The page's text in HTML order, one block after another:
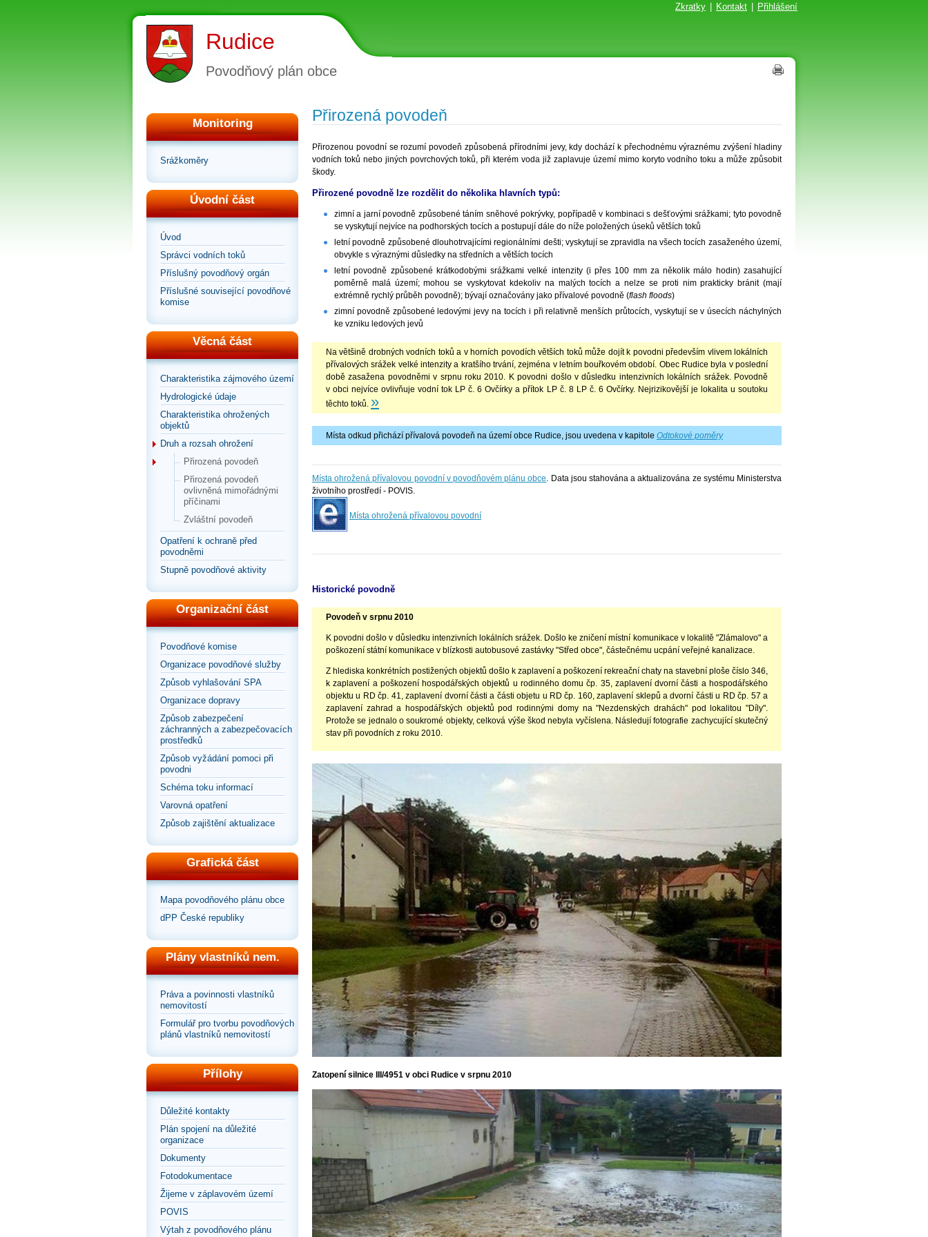
Zkratky Kontakt Přihlášení
Rudice
Povodňový plán obce
Monitoring
Srážkoměry
Úvodní část
Úvod
Správci vodních toků
Příslušný povodňový orgán
Příslušné související povodňové
komise
Věcná část
Charakteristika zájmového území
Hydrologické údaje
Charakteristika ohrožených
objektů
Druh a rozsah ohrožení
Přirozená povodeň
Přirozená povodeň
ovlivněná mimořádnými
příčinami
Zvláštní povodeň
Opatření k ochraně před
povodněmi
Stupně povodňové aktivity
Organizační část
Povodňové komise
Organizace povodňové služby
Způsob vyhlašování SPA
Organizace dopravy
Způsob zabezpečení
záchranných a zabezpečovacích
prostředků
Způsob vyžádání pomoci při
povodni
Schéma toku informací
Varovná opatření
Způsob zajištění aktualizace
Grafická část
Mapa povodňového plánu obce
dPP České republiky
Plány vlastníků nem.
Práva a povinnosti vlastníků
nemovitostí
Formulář pro tvorbu povodňových
plánů vlastníků nemovitostí
Přílohy
Důležité kontakty
Plán spojení na důležité
organizace
Dokumenty
Fotodokumentace
Žijeme v záplavovém území
POVIS
Výtah z povodňového plánu
Přirozená povodeň
Přirozenou povodní se rozumí povodeň způsobená přírodními jevy, kdy dochází k přechodnému výraznému zvýšení hladiny
vodních toků nebo jiných povrchových toků, při kterém voda již zaplavuje území mimo koryto vodního toku a může způsobit
škody.
Přirozené povodně lze rozdělit do několika hlavních typů:
zimní a jarní povodně způsobené táním sněhové pokrývky, popřípadě v kombinaci s dešťovými srážkami; tyto povodně
se vyskytují nejvíce na podhorských tocích a postupují dále do níže položených úseků větších toků
letní povodně způsobené dlouhotrvajícími regionálními dešti; vyskytují se zpravidla na všech tocích zasaženého území,
obvykle s výraznými důsledky na středních a větších tocích
letní povodně způsobené krátkodobými srážkami velké intenzity (i přes 100 mm za několik málo hodin) zasahující
poměrně malá území; mohou se vyskytovat kdekoliv na malých tocích a nelze se proti nim prakticky bránit (mají
extrémně rychlý průběh povodně); bývají označovány jako přívalové povodně (flash floods)
zimní povodně způsobené ledovými jevy na tocích i při relativně menších průtocích, vyskytují se v úsecích náchylných
ke vzniku ledových jevů
Na většině drobných vodních toků a v horních povodích větších toků může dojít k povodni především vlivem lokálních
přívalových srážek velké intenzity a kratšího trvání, zejména v letním bouřkovém období. Obec Rudice byla v poslední
době zasažena povodněmi v srpnu roku 2010. K povodni došlo v důsledku intenzivních lokálních srážek. Povodně
v obci nejvíce ovlivňuje vodní tok LP č. 6 Ovčírky a přítok LP č. 8 LP č. 6 Ovčírky. Nejrizikovější je lokalita u soutoku
těchto toků. »
Místa odkud přichází přívalová povodeň na území obce Rudice, jsou uvedena v kapitole Odtokové poměry
Místa ohrožená přívalovou povodní v povodňovém plánu obce
. Data jsou stahována a aktualizována ze systému Ministerstva
životního prostředí - POVIS.
Místa ohrožená přívalovou povodní
Historické povodně
Povodeň v srpnu 2010
K povodni došlo v důsledku intenzivních lokálních srážek. Došlo ke zničení místní komunikace v lokalitě "Zlámalovo" a
poškození státní komunikace v blízkosti autobusové zastávky "Střed obce", částečnému ucpání veřejné kanalizace.
Z hlediska konkrétních postižených objektů došlo k zaplavení a poškození rekreační chaty na stavební ploše číslo 346,
k zaplavení a poškození hospodářských objektů u rodinného domu čp. 35, zaplavení dvorní části a hospodářského
objektu u RD čp. 41, zaplavení dvorní části a části objetu u RD čp. 160, zaplavení sklepů a dvorní části u RD čp. 57 a
zaplavení zahrad a hospodářských objektů pod rodinnými domy na "Nezdenských drahách" pod lokalitou "Díly".
Protože se jednalo o soukromé objekty, celková výše škod nebyla vyčíslena. Následují fotografie zachycující skutečný
stav při povodních z roku 2010.
Zatopení silnice III/4951 v obci Rudice v srpnu 2010